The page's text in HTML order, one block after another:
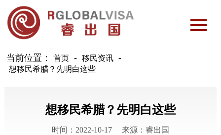
当前位置： 首页 移民资讯 -
想移民希腊？先明白这些
想移民希腊？先明白这些
时间：2022-10-17 来源：睿出国